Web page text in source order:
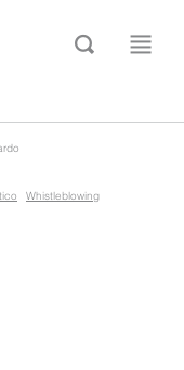
Whistleblowing